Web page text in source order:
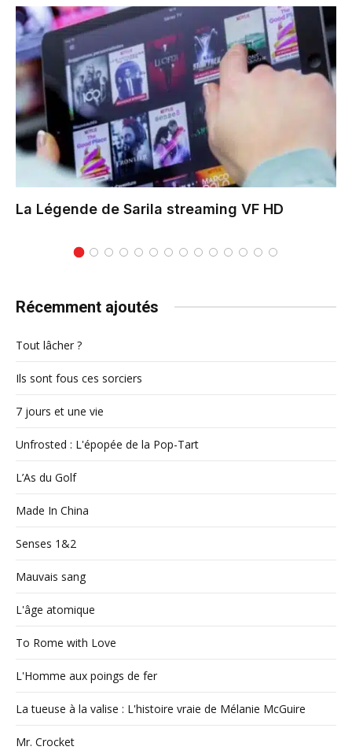
La Légende de Sarila streaming VF HD
Récemment ajoutés
Tout lâcher ?
Ils sont fous ces sorciers
7 jours et une vie
Unfrosted : L'épopée de la Pop-Tart
L’As du Golf
Made In China
Senses 1&2
Mauvais sang
L'âge atomique
To Rome with Love
L'Homme aux poings de fer
La tueuse à la valise : L'histoire vraie de Mélanie McGuire
Mr. Crocket